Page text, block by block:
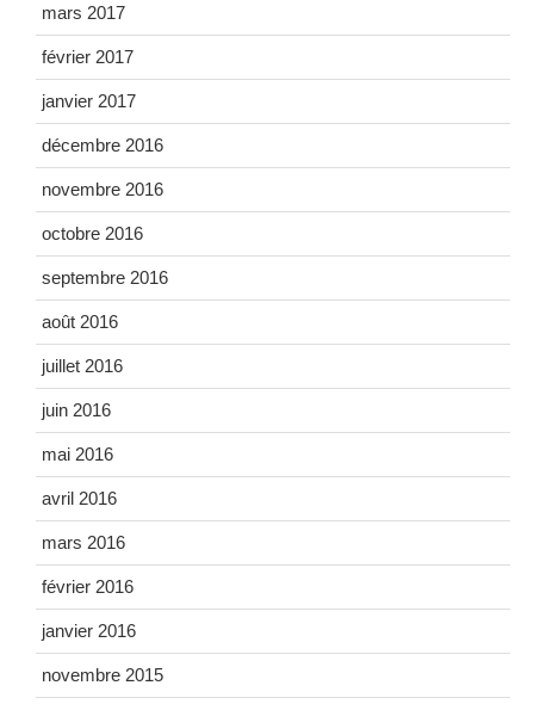
mars 2017
février 2017
janvier 2017
décembre 2016
novembre 2016
octobre 2016
septembre 2016
août 2016
juillet 2016
juin 2016
mai 2016
avril 2016
mars 2016
février 2016
janvier 2016
novembre 2015